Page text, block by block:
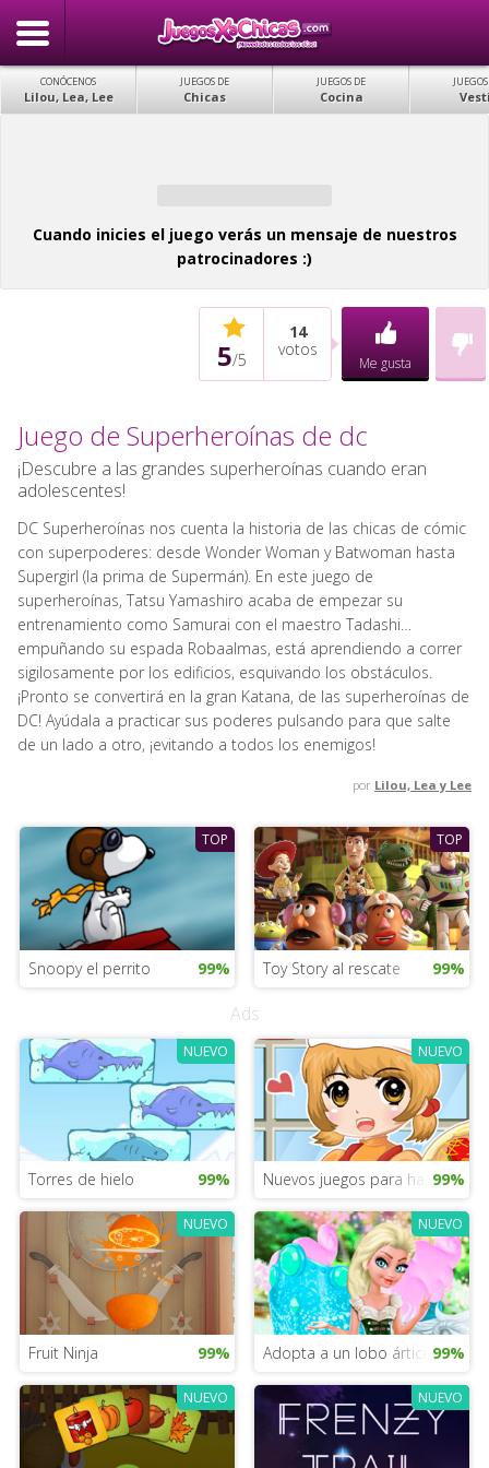
CONÓCENOS
Lilou, Lea, Lee
JUEGOS DE
Chicas
JUEGOS DE
Cocina
Cuando inicies el juego verás un mensaje de nuestros
patrocinadores :)
5/5
14
votos
Me gusta
Juego de Superheroínas de dc
¡Descubre a las grandes superheroínas cuando eran
adolescentes!
DC Superheroínas nos cuenta la historia de las chicas de cómic
con superpoderes: desde Wonder Woman y Batwoman hasta
Supergirl (la prima de Supermán). En este juego de
superheroínas, Tatsu Yamashiro acaba de empezar su
entrenamiento como Samurai con el maestro Tadashi…
empuñando su espada Robaalmas, está aprendiendo a correr
sigilosamente por los edificios, esquivando los obstáculos.
¡Pronto se convertirá en la gran Katana, de las superheroínas de
DC! Ayúdala a practicar sus poderes pulsando para que salte
de un lado a otro, ¡evitando a todos los enemigos!
por Lilou, Lea y Lee
TOP
Snoopy el perrito 99%
TOP
Toy Story al rescate 99%
Ads
NUEVO
Torres de hielo 99%
NUEVO
Nuevos juegos para hacer99%
NUEVO
Fruit Ninja 99%
NUEVO
Adopta a un lobo ártico mágico
99%
NUEVO NUEVO